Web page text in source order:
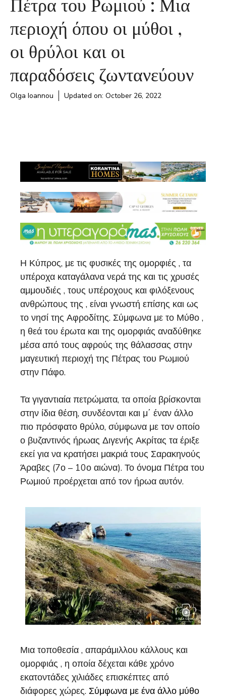
περιοχή όπου οι μύθοι ,
οι θρύλοι και οι
παραδόσεις ζωντανεύουν
Olga Ioannou Updated on: October 26, 2022
Η Κύπρος, με τις φυσικές της ομορφιές , τα
υπέροχα καταγάλανα νερά της και τις χρυσές
αμμουδιές , τους υπέροχους και φιλόξενους
ανθρώπους της , είναι γνωστή επίσης και ως
το νησί της Αφροδίτης. Σύμφωνα με το Μύθο ,
η θεά του έρωτα και της ομορφιάς αναδύθηκε
μέσα από τους αφρούς της θάλασσας στην
μαγευτική περιοχή της Πέτρας του Ρωμιού
στην Πάφο.
Τα γιγαντιαία πετρώματα, τα οποία βρίσκονται
στην ίδια θέση, συνδέονται και μ΄ έναν άλλο
πιο πρόσφατο θρύλο, σύμφωνα με τον οποίο
ο βυζαντινός ήρωας Διγενής Ακρίτας τα έριξε
εκεί για να κρατήσει μακριά τους Σαρακηνούς
Άραβες (7ο – 10ο αιώνα). Το όνομα Πέτρα του
Ρωμιού προέρχεται από τον ήρωα αυτόν.
Μια τοποθεσία , απαράμιλλου κάλλους και
ομορφιάς , η οποία δέχεται κάθε χρόνο
εκατοντάδες χιλιάδες επισκέπτες από
διάφορες χώρες. Σύμφωνα με ένα άλλο μύθο